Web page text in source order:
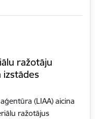
ražotāju
izstādes
(LIAA) aicina
ražotājus